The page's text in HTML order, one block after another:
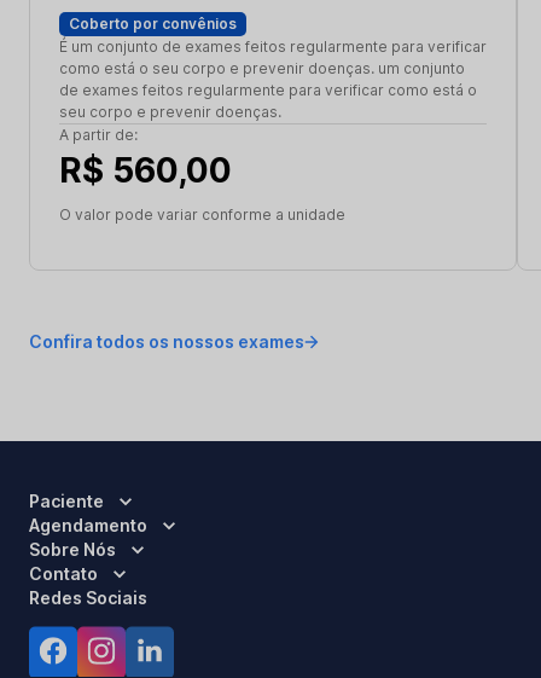
Coberto por convênios
É um conjunto de exames feitos regularmente para verificar
como está o seu corpo e prevenir doenças. um conjunto
de exames feitos regularmente para verificar como está o
seu corpo e prevenir doenças.
A partir de:
R$ 560,00
O valor pode variar conforme a unidade
Confira todos os nossos exames
Paciente
Agendamento
Sobre Nós
Contato
Redes Sociais